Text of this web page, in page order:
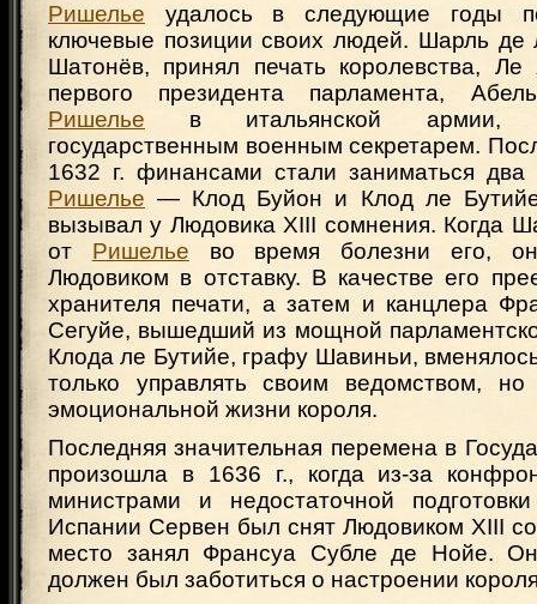
Ришелье удалось в следующие годы
ключевые позиции своих людей. Шарль де
Шатонёв, принял печать королевства,
первого президента парламента,
Ришелье в итальянской армии,
государственным военным секретарем.
1632 г. финансами стали заниматься
Ришелье — Клод Буйон и Клод ле
вызывал у Людовика XIII сомнения. Когда
от Ришелье во время болезни его,
Людовиком в отставку. В качестве его
хранителя печати, а затем и канцлера
Сегуйе, вышедший из мощной
Клода ле Бутийе, графу Шавиньи,
только управлять своим ведомством,
эмоциональной жизни короля.
Последняя значительная перемена в
произошла в 1636 г., когда из-за
министрами и недостаточной
Испании Сервен был снят Людовиком XIII со
место занял Франсуа Субле де Нойе.
должен был заботиться о настроении